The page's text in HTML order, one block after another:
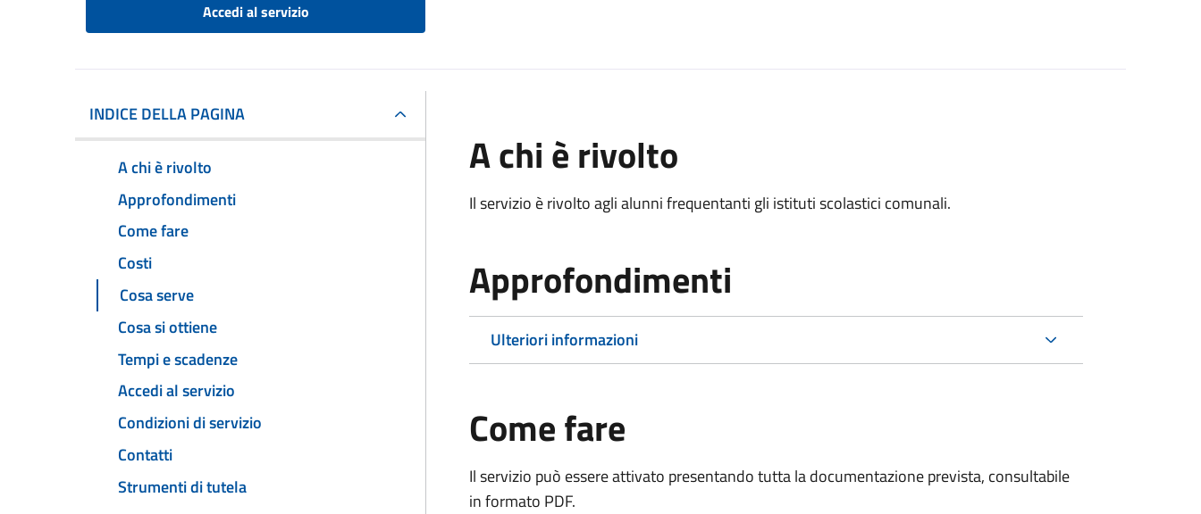
Accedi al servizio
INDICE DELLA PAGINA
A chi è rivolto
Approfondimenti
Come fare
Costi
Cosa serve
Cosa si ottiene
Tempi e scadenze
Accedi al servizio
Condizioni di servizio
Contatti
Strumenti di tutela
A chi è rivolto
Il servizio è rivolto agli alunni frequentanti gli istituti scolastici comunali.
Approfondimenti
Ulteriori informazioni
Come fare
Il servizio può essere attivato presentando tutta la documentazione prevista, consultabile
in formato PDF.